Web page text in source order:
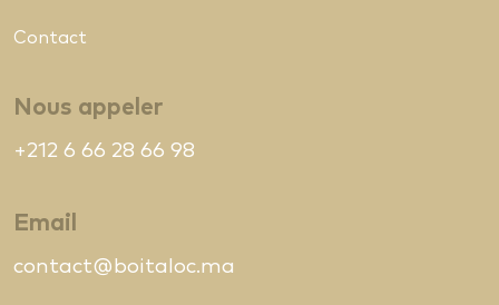
Contact
Nous appeler
+212 6 66 28 66 98
Email
contact@boitaloc.ma